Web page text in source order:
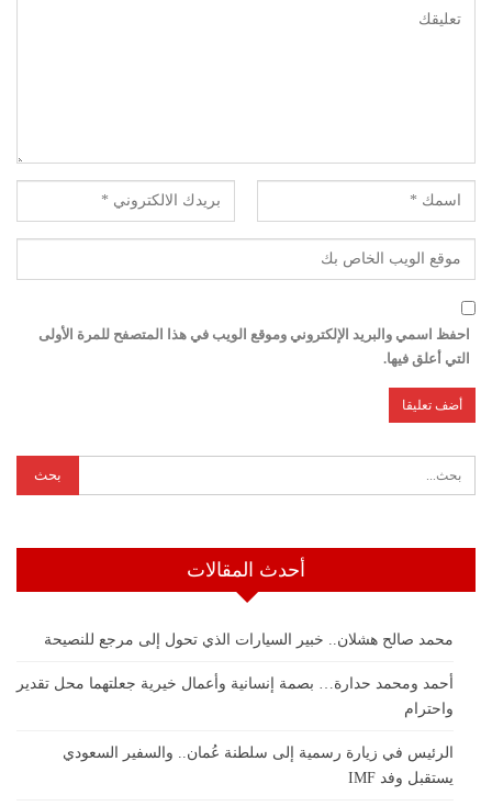
احفظ اسمي والبريد الإلكتروني وموقع الويب في هذا المتصفح للمرة الأولى
التي أعلق فيها.
أحدث المقالات
محمد صالح هشلان.. خبير السيارات الذي تحول إلى مرجع للنصيحة
أحمد ومحمد حدارة… بصمة إنسانية وأعمال خيرية جعلتهما محل تقدير
واحترام
الرئيس في زيارة رسمية إلى سلطنة عُمان.. والسفير السعودي
يستقبل وفد IMF